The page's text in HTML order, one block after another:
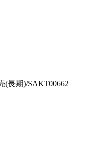
長期)/SAKT00662